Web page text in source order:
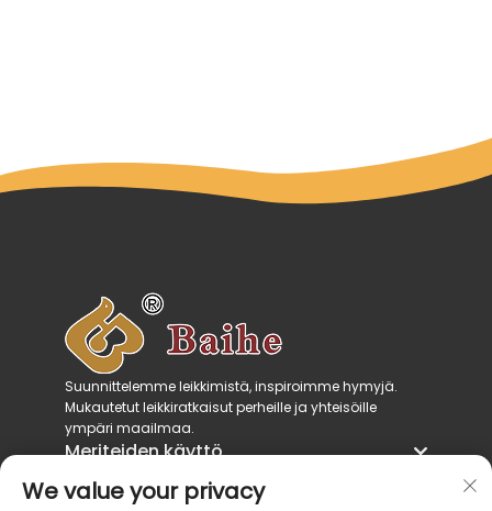
Suunnittelemme leikkimistä, inspiroimme hymyjä.
Mukautetut leikkiratkaisut perheille ja yhteisöille
ympäri maailmaa.
Meriteiden käyttö
Tuotekategoriat
Ota meihin yhteyttä
We value your privacy